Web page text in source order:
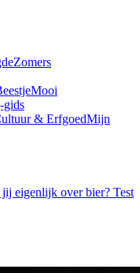
Zomers
Mooi
gids
& ErfgoedMijn
jij eigenlijk over bier? Test